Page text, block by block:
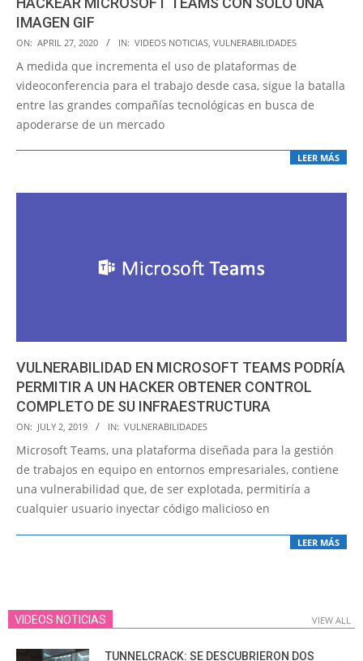
IMAGEN GIF
2020-
04-
27
ON: APRIL 27, 2020 IN: VIDEOS NOTICIAS VULNERABILIDADES
A medida que incrementa el uso de plataformas de
videoconferencia para el trabajo desde casa, sigue la batalla
entre las grandes compañías tecnológicas en busca de
apoderarse de un mercado
LEER MÁS
VULNERABILIDAD EN MICROSOFT TEAMS PODRÍA
PERMITIR A UN HACKER OBTENER CONTROL
COMPLETO DE SU INFRAESTRUCTURA
2019-
07-
02
ON: JULY 2, 2019 IN: VULNERABILIDADES
Microsoft Teams, una plataforma diseñada para la gestión
de trabajos en equipo en entornos empresariales, contiene
una vulnerabilidad que, de ser explotada, permitiría a
cualquier usuario inyectar código malicioso en
LEER MÁS
VIDEOS NOTICIAS VIEW ALL
TUNNELCRACK: SE DESCUBRIERON DOS